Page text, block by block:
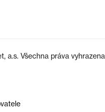
a.s. Všechna práva vyhrazena